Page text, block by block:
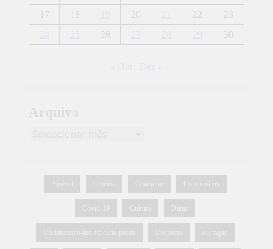
17
18 20 22
23
26 30
« Out
Agrival Cinema Concurso Coronavírus
Covid-19 Cultura Datas
Desinteresso-me até certo ponto Desporto destaque